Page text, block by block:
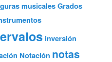
musicales Grados
inversión
Notación notas